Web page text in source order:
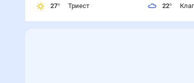
27° Триест 22°